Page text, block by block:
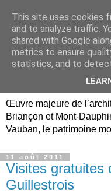
Briançon,
Vauban
Œuvre majeure de
Briançon et Mont-
Vauban, le patrimoine
11 août 2011
Visites gratuites
Guillestrois
This site uses cookies
and to analyze traffic.
shared with Google
metrics to ensure
statistics, and to